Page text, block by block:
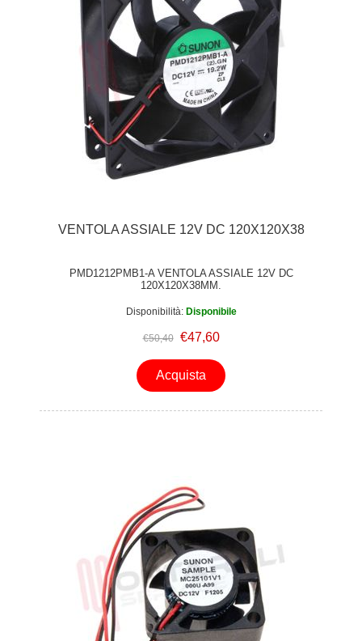
VENTOLA ASSIALE 12V DC 120X120X38
PMD1212PMB1-A VENTOLA ASSIALE 12V DC
120X120X38MM.
Disponibilità: Disponibile
€50,40 €47,60
Acquista